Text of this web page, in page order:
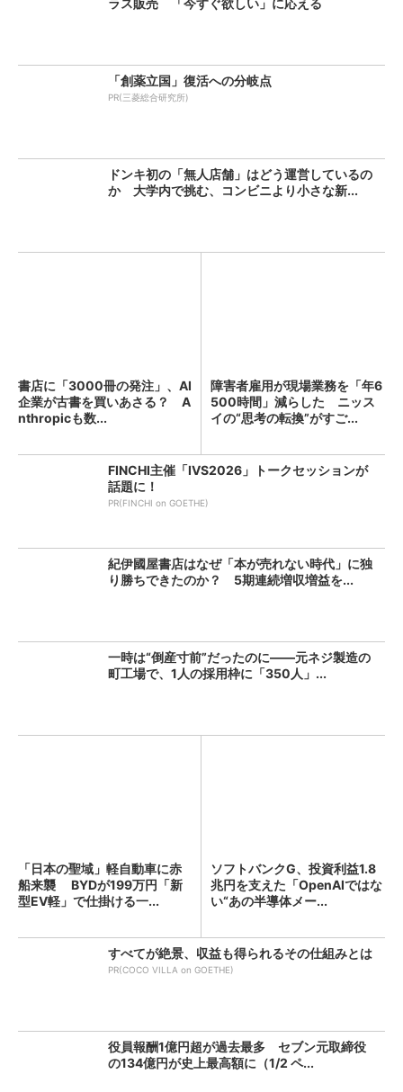
ラス販売 「今すぐ欲しい」に応える
「創薬立国」復活への分岐点
PR(三菱総合研究所)
ドンキ初の「無人店舗」はどう運営しているの
か 大学内で挑む、コンビニより小さな新...
書店に「3000冊の発注」、AI
企業が古書を買いあさる？ A
nthropicも数...
障害者雇用が現場業務を「年6
500時間」減らした ニッス
イの“思考の転換”がすご...
FINCHI主催「IVS2026」トークセッションが
話題に！
PR(FINCHI on GOETHE)
紀伊國屋書店はなぜ「本が売れない時代」に独
り勝ちできたのか？ 5期連続増収増益を...
一時は“倒産寸前”だったのに――元ネジ製造の
町工場で、1人の採用枠に「350人」...
「日本の聖域」軽自動車に赤
船来襲 BYDが199万円「新
型EV軽」で仕掛ける一...
ソフトバンクG、投資利益1.8
兆円を支えた「OpenAIではな
い“あの半導体メー...
すべてが絶景、収益も得られるその仕組みとは
PR(COCO VILLA on GOETHE)
役員報酬1億円超が過去最多 セブン元取締役
の134億円が史上最高額に（1/2 ペ...